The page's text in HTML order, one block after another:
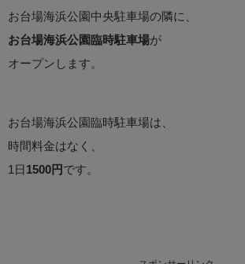
お台場海浜公園中央駐車場の隣に、
お台場海浜公園臨時駐車場が
オープンします。
お台場海浜公園臨時駐車場は、
時間料金はなく、
1日 1500円 です。